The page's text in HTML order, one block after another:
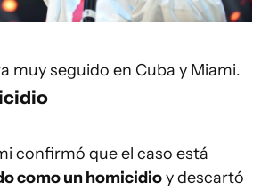
muy seguido en Cuba y Miami.
confirmó que el caso está
como un homicidioy descartó